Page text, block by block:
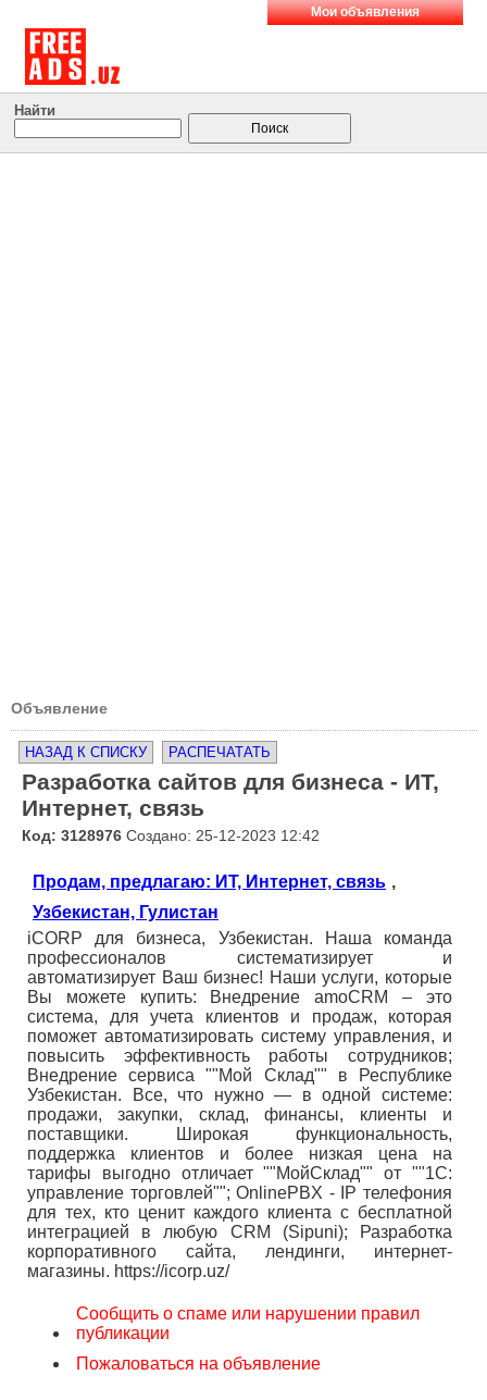
Мои объявления
Найти
Объявление
НАЗАД К СПИСКУ РАСПЕЧАТАТЬ
Разработка сайтов для бизнеса - ИТ,
Интернет, связь
Код: 3128976 Создано: 25-12-2023 12:42
Продам, предлагаю: ИТ, Интернет, связь ,
Узбекистан, Гулистан
iCORP для бизнеса, Узбекистан. Наша команда
профессионалов систематизирует и
автоматизирует Ваш бизнес! Наши услуги, которые
Вы можете купить: Внедрение amoCRM – это
система, для учета клиентов и продаж, которая
поможет автоматизировать систему управления, и
повысить эффективность работы сотрудников;
Внедрение сервиса ""Мой Склад"" в Республике
Узбекистан. Все, что нужно — в одной системе:
продажи, закупки, склад, финансы, клиенты и
поставщики. Широкая функциональность,
поддержка клиентов и более низкая цена на
тарифы выгодно отличает ""МойСклад"" от ""1С:
управление торговлей""; OnlinePBX - IP телефония
для тех, кто ценит каждого клиента с бесплатной
интеграцией в любую CRM (Sipuni); Разработка
корпоративного сайта, лендинги, интернет-
магазины. https://icorp.uz/
Сообщить о спаме или нарушении правил
публикации
Пожаловаться на объявление